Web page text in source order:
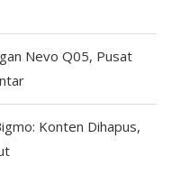
Nevo Q05, Pusat
Konten Dihapus,